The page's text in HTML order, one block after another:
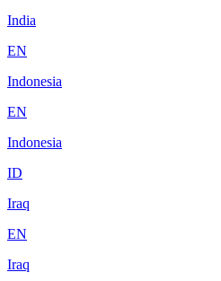
India
EN
Indonesia
EN
Indonesia
ID
Iraq
EN
Iraq